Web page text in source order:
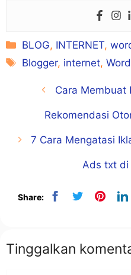
Kategori
BLOG, INTERNET,
Tag
Blogger, internet,
Cara Membuat
Rekomendasi
7 Cara Mengatasi
Ads txt di
Share:
Tinggalkan